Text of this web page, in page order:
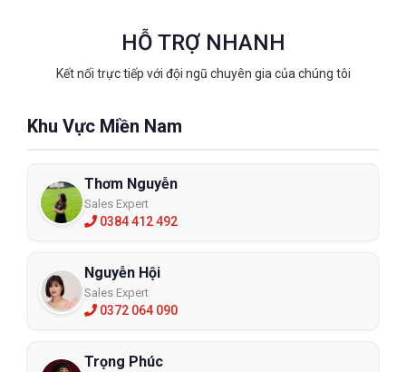
HỖ TRỢ NHANH
Kết nối trực tiếp với đội ngũ chuyên gia của chúng tôi
Khu Vực Miền Nam
Thơm Nguyễn
Sales Expert
0384 412 492
Nguyễn Hội
Sales Expert
0372 064 090
Trọng Phúc